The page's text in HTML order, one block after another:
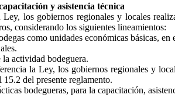
y asistencia técnica
los gobiernos regionales y locales
considerando los siguientes lineamientos:
como unidades económicas básicas,
actividad bodeguera.
la Ley, los gobiernos regionales y
del presente reglamento.
bodegueras, para la capacitación,